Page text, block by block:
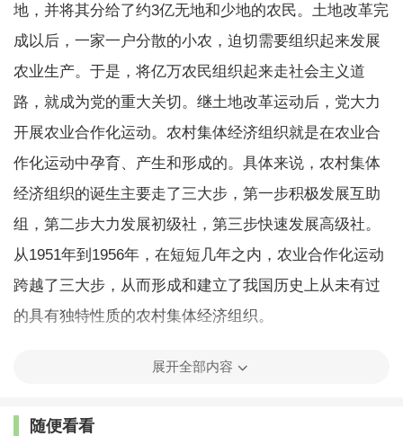
地，并将其分给了约3亿无地和少地的农民。土地改革完
成以后，一家一户分散的小农，迫切需要组织起来发展
农业生产。于是，将亿万农民组织起来走社会主义道
路，就成为党的重大关切。继土地改革运动后，党大力
开展农业合作化运动。农村集体经济组织就是在农业合
作化运动中孕育、产生和形成的。具体来说，农村集体
经济组织的诞生主要走了三大步，第一步积极发展互助
组，第二步大力发展初级社，第三步快速发展高级社。
从1951年到1956年，在短短几年之内，农业合作化运动
跨越了三大步，从而形成和建立了我国历史上从未有过
的具有独特性质的农村集体经济组织。
第一步积极发展互助组，孕育了农村集体经济组织
合作会议，作出了《关于农业生产互助合作的决议（草
展开全部内容
随便看看